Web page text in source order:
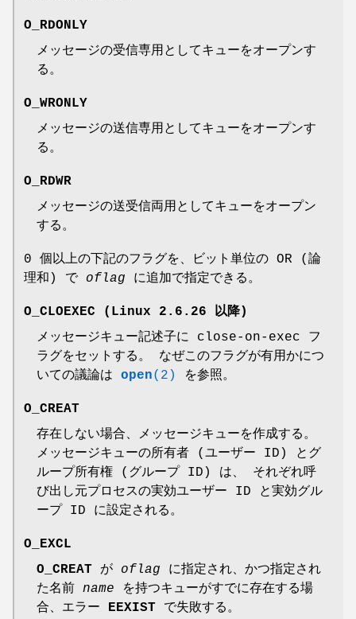
O_RDONLY
メッセージの受信専用としてキューをオープンす
る。
O_WRONLY
メッセージの送信専用としてキューをオープンす
る。
O_RDWR
メッセージの送受信両用としてキューをオープン
する。
0 個以上の下記のフラグを、ビット単位の OR (論
理和) で oflag に追加で指定できる。
O_CLOEXEC (Linux 2.6.26 以降)
メッセージキュー記述子に close-on-exec フ
ラグをセットする。 なぜこのフラグが有用かにつ
いての議論は open(2) を参照。
O_CREAT
存在しない場合、メッセージキューを作成する。
メッセージキューの所有者 (ユーザー ID) とグ
ループ所有権 (グループ ID) は、 それぞれ呼
び出し元プロセスの実効ユーザー ID と実効グル
ープ ID に設定される。
O_EXCL
O_CREAT が oflag に指定され、かつ指定され
た名前 name を持つキューがすでに存在する場
合、エラー
EEXIST で失敗する。